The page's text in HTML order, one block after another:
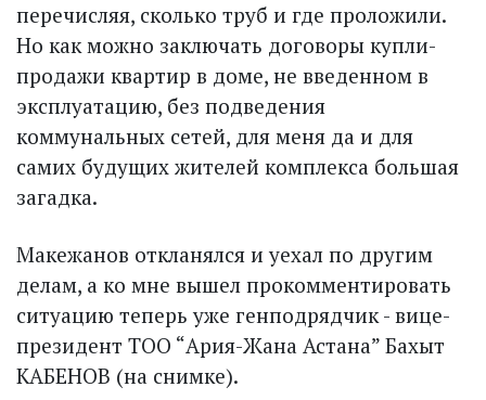
перечисляя, сколько труб и где проложили.
Но как можно заключать договоры купли-
продажи квартир в доме, не введенном в
эксплуатацию, без подведения
коммунальных сетей, для меня да и для
самих будущих жителей комплекса большая
загадка.
Макежанов откланялся и уехал по другим
делам, а ко мне вышел прокомментировать
ситуацию теперь уже генподрядчик - вице-
президент ТОО “Ария-Жана Астана” Бахыт
КАБЕНОВ (на снимке).